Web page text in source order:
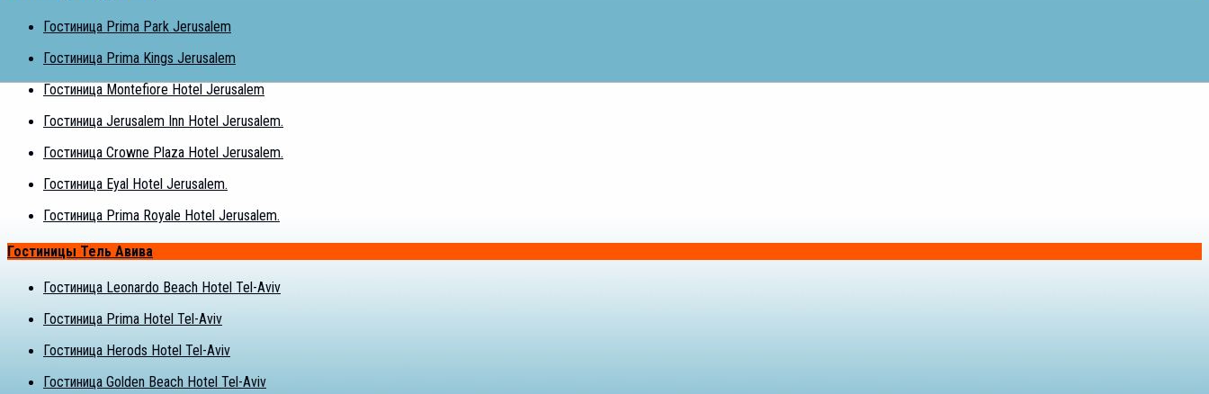
Гостиница Prima Park Jerusalem
Гостиница Prima Kings Jerusalem
Гостиница Montefiore Hotel Jerusalem
Гостиница Jerusalem Inn Hotel Jerusalem.
Гостиница Crowne Plaza Hotel Jerusalem.
Гостиница Eyal Hotel Jerusalem.
Гостиница Prima Royale Hotel Jerusalem.
Гостиницы Тель Авива
Гостиница Leonardo Beach Hotel Tel-Aviv
Гостиница Prima Hotel Tel-Aviv
Гостиница Herods Hotel Tel-Aviv
Гостиница Golden Beach Hotel Tel-Aviv